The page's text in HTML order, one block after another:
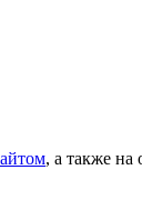
, а также на